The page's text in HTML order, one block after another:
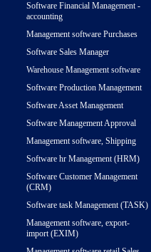
Software Financial Management -
accounting
Management software Purchases
Software Sales Manager
Warehouse Management software
Software Production Management
Software Asset Management
Software Management Approval
Management software, Shipping
Software hr Management (HRM)
Software Customer Management
(CRM)
Software task Management (TASK)
Management software, export-
import (EXIM)